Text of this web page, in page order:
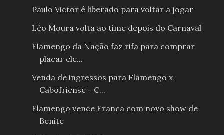
Paulo Victor é liberado para voltar a jogar
Léo Moura volta ao time depois do Carnaval
Flamengo da Nação faz rifa para comprar
placar ele...
Venda de ingressos para Flamengo x
Cabofriense - C...
Flamengo vence Franca com novo show de
Benite